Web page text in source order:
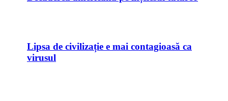
Lipsa de civilizație e mai contagioasă ca
virusul